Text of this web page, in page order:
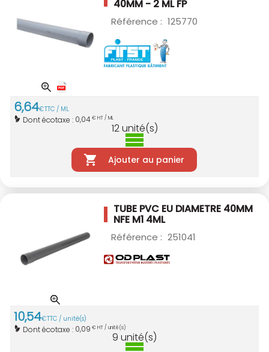
40MM - 2 MLFP
Référence : 125770
6,64€TTC / ML
Dont écotaxe : 0,04€ HT / ML
12unité(s)
Ajouter au panier
TUBE PVC EU DIAMETRE 40MM
NFE M1 4ML
Référence : 251041
10,54€TTC / unité(s)
Dont écotaxe : 0,09 € HT / unité(s)
9 unité(s)